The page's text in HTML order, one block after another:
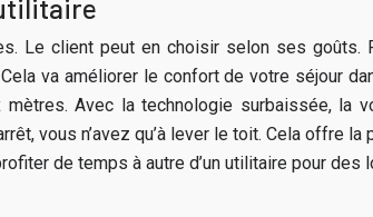
Le client peut en choisir selon ses
va améliorer le confort de votre séjour
Avec la technologie surbaissée, la
vous n’avez qu’à lever le toit. Cela
de temps à autre d’un utilitaire pour des